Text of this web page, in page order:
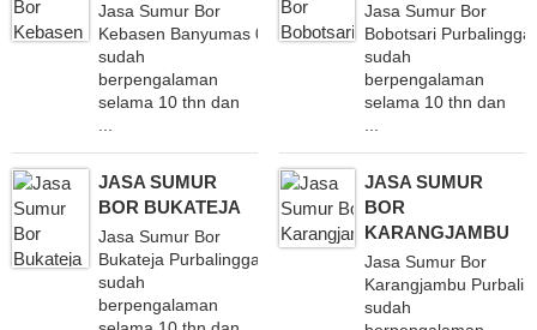
Jasa Sumur Bor
Kebasen Banyumas 082340851660
sudah
berpengalaman
selama 10 thn dan
Jasa Sumur Bor
Bobotsari
sudah
berpengalaman
selama 10 thn dan
JASA SUMUR
BOR BUKATEJA
Jasa Sumur Bor
Bukateja Purbalingga 082340851660
sudah
berpengalaman
JASA SUMUR
BOR
KARANGJAMBU
Jasa Sumur Bor
Karangjambu
sudah